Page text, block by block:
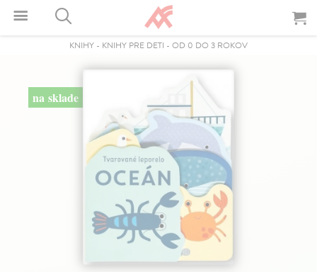
KNIHY - KNIHY PRE DETI - OD 0 DO 3 ROKOV
na sklade